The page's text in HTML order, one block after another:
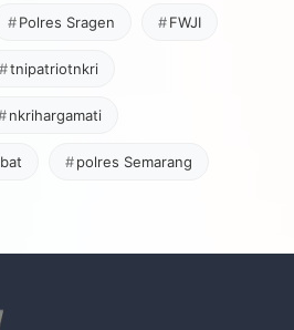
Polres Sragen FWJI
tnipatriotnkri
nkrihargamati
polres Semarang